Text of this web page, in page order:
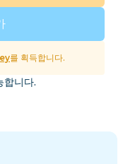
를 획득합니다.
합니다.